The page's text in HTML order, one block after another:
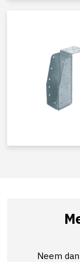
Neem